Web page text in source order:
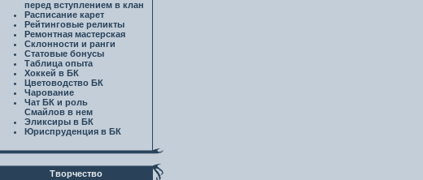
перед вступлением в клан
Расписание карет
Рейтинговые реликты
Ремонтная мастерская
Склонности и ранги
Статовые бонусы
Таблица опыта
Хоккей в БК
Цветоводство БК
Чарование
Чат БК и роль
Смайлов в нем
Эликсиры в БК
Юриспруденция в БК
Творчество